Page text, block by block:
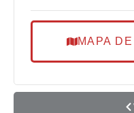
MAPA